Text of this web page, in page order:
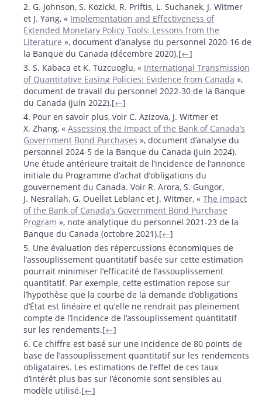
2. G. Johnson, S. Kozicki, R. Priftis, L. Suchanek, J. Witmer
et J. Yang, « Implementation and Effectiveness of
Extended Monetary Policy Tools: Lessons from the
Literature », document d’analyse du personnel 2020-16 de
la Banque du Canada (décembre 2020).[←]
3. S. Kabaca et K. Tuzcuoglu, « International Transmission
of Quantitative Easing Policies: Evidence from Canada »,
document de travail du personnel 2022-30 de la Banque
du Canada (juin 2022).[←]
4. Pour en savoir plus, voir C. Azizova, J. Witmer et
X. Zhang, «Assessing the Impact of the Bank of Canada’s
Government Bond Purchases », document d’analyse du
personnel 2024-5 de la Banque du Canada (juin 2024).
Une étude antérieure traitait de l’incidence de l’annonce
initiale du Programme d’achat d’obligations du
gouvernement du Canada. Voir R. Arora, S. Gungor,
J. Nesrallah, G. Ouellet Leblanc et J. Witmer, «The impact
of the Bank of Canada’s Government Bond Purchase
Program », note analytique du personnel 2021-23 de la
Banque du Canada (octobre 2021).[←]
5. Une évaluation des répercussions économiques de
l’assouplissement quantitatif basée sur cette estimation
pourrait minimiser l’efficacité de l’assouplissement
quantitatif. Par exemple, cette estimation repose sur
l’hypothèse que la courbe de la demande d’obligations
d’État est linéaire et qu’elle ne rendrait pas pleinement
compte de l’incidence de l’assouplissement quantitatif
sur les rendements.[←]
6. Ce chiffre est basé sur une incidence de 80 points de
base de l’assouplissement quantitatif sur les rendements
obligataires. Les estimations de l’effet de ces taux
d’intérêt plus bas sur l’économie sont sensibles au
modèle utilisé.[←]